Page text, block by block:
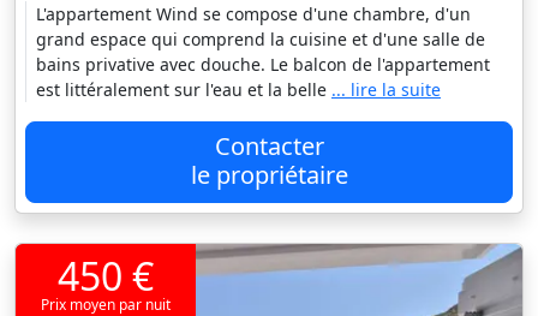
L'appartement Wind se compose d'une chambre, d'un
grand espace qui comprend la cuisine et d'une salle de
bains privative avec douche. Le balcon de l'appartement
est littéralement sur l'eau et la belle ... lire la suite
Contacter
le propriétaire
450 €
Prix moyen par nuit